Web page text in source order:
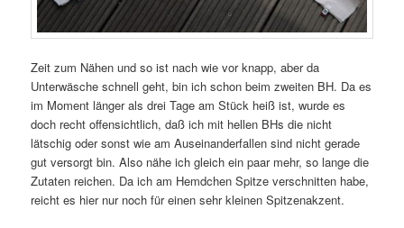
Zeit zum Nähen und so ist nach wie vor knapp, aber da
Unterwäsche schnell geht, bin ich schon beim zweiten BH. Da es
im Moment länger als drei Tage am Stück heiß ist, wurde es
doch recht offensichtlich, daß ich mit hellen BHs die nicht
lätschig oder sonst wie am Auseinanderfallen sind nicht gerade
gut versorgt bin. Also nähe ich gleich ein paar mehr, so lange die
Zutaten reichen. Da ich am Hemdchen Spitze verschnitten habe,
reicht es hier nur noch für einen sehr kleinen Spitzenakzent.